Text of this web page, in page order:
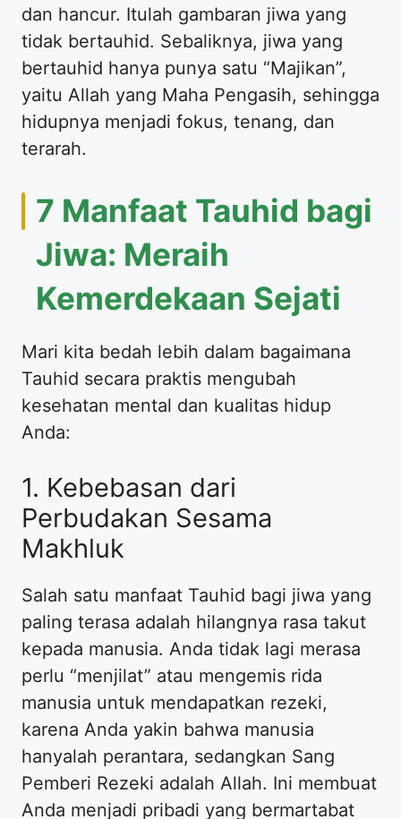
dan hancur. Itulah gambaran jiwa yang
tidak bertauhid. Sebaliknya, jiwa yang
bertauhid hanya punya satu “Majikan”,
yaitu Allah yang Maha Pengasih, sehingga
hidupnya menjadi fokus, tenang, dan
terarah.
7 Manfaat Tauhid bagi
Jiwa: Meraih
Kemerdekaan Sejati
Mari kita bedah lebih dalam bagaimana
Tauhid secara praktis mengubah
kesehatan mental dan kualitas hidup
Anda:
1. Kebebasan dari
Perbudakan Sesama
Makhluk
Salah satu manfaat Tauhid bagi jiwa yang
paling terasa adalah hilangnya rasa takut
kepada manusia. Anda tidak lagi merasa
perlu “menjilat” atau mengemis rida
manusia untuk mendapatkan rezeki,
karena Anda yakin bahwa manusia
hanyalah perantara, sedangkan Sang
Pemberi Rezeki adalah Allah. Ini membuat
Anda menjadi pribadi yang bermartabat